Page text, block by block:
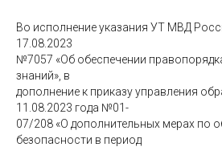
Во исполнение указания УТ МВД
17.08.2023
№7057 «Об обеспечении
знаний», в
дополнение к приказу управления
11.08.2023 года №01-
07/208 «О дополнительных мерах по
безопасности в период